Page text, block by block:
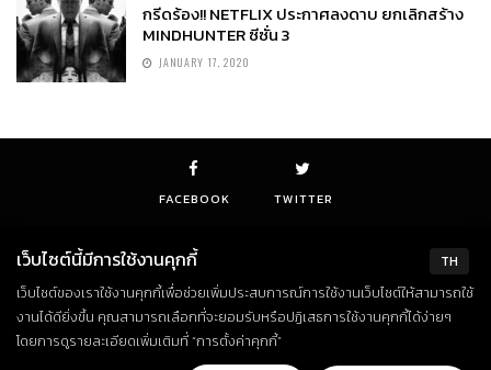
กรีดร้อง!! NETFLIX ประกาศลงดาบ ยกเลิกสร้าง
MINDHUNTER ซีซั่น 3
JANUARY 17, 2020
FACEBOOK TWITTER
© Copyright 2018. All Rights Reserved
TH
เว็บไซต์นี้มีการใช้งานคุกกี้
เว็บไซต์ของเราใช้งานคุกกี้เพื่อช่วยเพิ่มประสบการณ์การใช้งานเว็บไซต์ให้สามารถใช้
งานได้ดียิ่งขึ้น คุณสามารถเลือกที่จะยอมรับหรือปฏิเสธการใช้งานคุกกี้ได้ง่ายๆ
โดยการดูรายละเอียดเพิ่มเติมที่ “การตั้งค่าคุกกี้”